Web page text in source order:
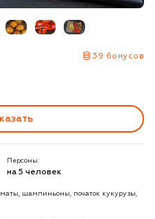
39 бонусов
Персоны:
на 5 человек
шампиньоны, початок кукурузы,